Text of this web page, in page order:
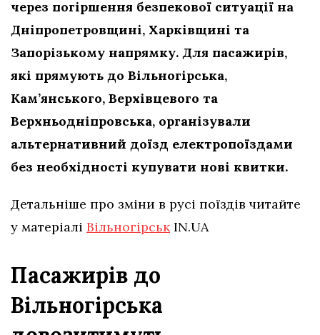
через погіршення безпекової ситуації на
Дніпропетровщині, Харківщині та
Запорізькому напрямку. Для пасажирів,
які прямують до Вільногірська,
Кам’янського, Верхівцевого та
Верхньодніпровська, організували
альтернативний доїзд електропоїздами
без необхідності купувати нові квитки.
Детальніше про зміни в русі поїздів читайте
у матеріалі ВільногірськIN.UA
Пасажирів до
Вільногірська